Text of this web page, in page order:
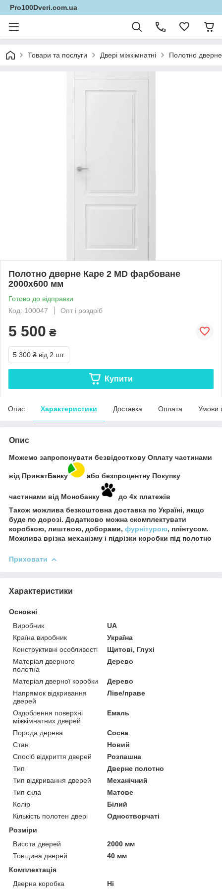
Pro100Dveri.com.ua
Товари та послуги Двері міжкімнатні Полотно
Полотно дверне Каре 2 MD фарбоване
2000х600 мм
Готово до відправки
Код: 100047
Опт і роздріб
5 500 ₴
5 300 ₴ від 2 шт.
Купити
Опис Характеристики Доставка Оплата Умови
Опис
Можемо запропонувати безвідсоткову Оплату частинами
від ПриватБанку або безпроцентну Покупку
частинами від Монобанку
до 4х платежів
Також можлива безкоштовна доставка по Україні, якщо
буде по дорозі. Додатково можна скомплектувати
коробкою, лиштвою, доборами, фурнітурою, плінтусом.
Можлива врізка механізму і підрізки коробки під полотно
Приховати
Характеристики
Основні
Виробник
UA
Країна виробник
Україна
Конструктивні особливості
Щитові, Глухі
Матеріал дверного
полотна
Дерево
Матеріал дверної коробки
Дерево
Напрямок відкривання
дверей
Ліве/праве
Оздоблення поверхні
міжкімнатних дверей
Емаль
Порода дерева
Сосна
Стан
Новий
Спосіб відкриття дверей
Розпашна
Тип
Дверне полотно
Тип відкривання дверей
Механічний
Тип скла
Матове
Колір
Білий
Кількість полотен двері
Одностворчаті
Розміри
Висота дверей
2000 мм
Товщина дверей
40 мм
Комплектація
Дверна коробка
Ні